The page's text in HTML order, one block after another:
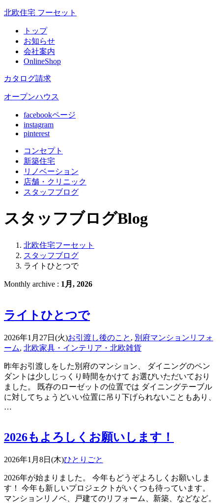
北欧住宅 フーセット
トップ
お知らせ
会社案内
OnlineShop
カタログ請求
オープンハウス
facebookページ
instagram
pinterest
コンセプト
新築住宅
リノベーション
店舗 ・クリニック
スタッフブログ
スタッフブログBlog
北欧住宅フーセット
スタッフブログ
ライトひとつで
Monthly archive : 1月, 2026
ライトひとつで
2026年1月27日(火)お引渡し後のこと , 別府マンションリフォ
ーム, 北欧家具・インテリア・北欧雑貨
昨年お引渡しをした別府のマンション、 ダイニングのペン
ダントは少しじっくり時間をかけて お選びいただいており
ました。 既存のローゼットの位置では ダイニングテーブル
に対してちょうどいい位置に吊り下げられないこともあり、
…
2026もよろしくお願いします！
2026年1月8日(木)ひとりごと
2026年が始まりました。 今年もどうぞよろしくお願いしま
す！ 今年も新しいプロジェクトがいくつも待っています。
マンションリノベ、戸建てのリフォーム、新築、などなど。